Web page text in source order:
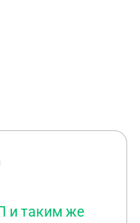
и таким же